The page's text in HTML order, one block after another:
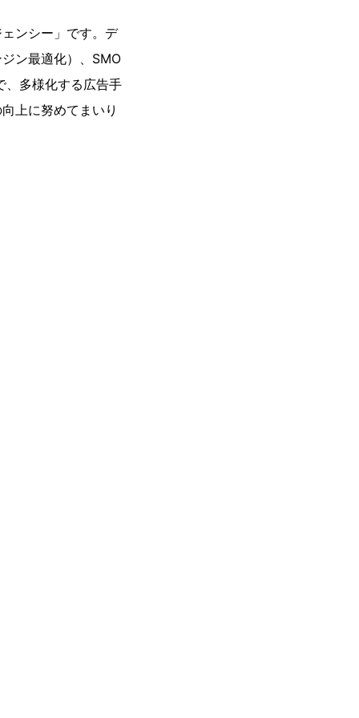
ンシー」です。デ
ン最適化）、SMO
、多様化する広告手
上に努めてまいり